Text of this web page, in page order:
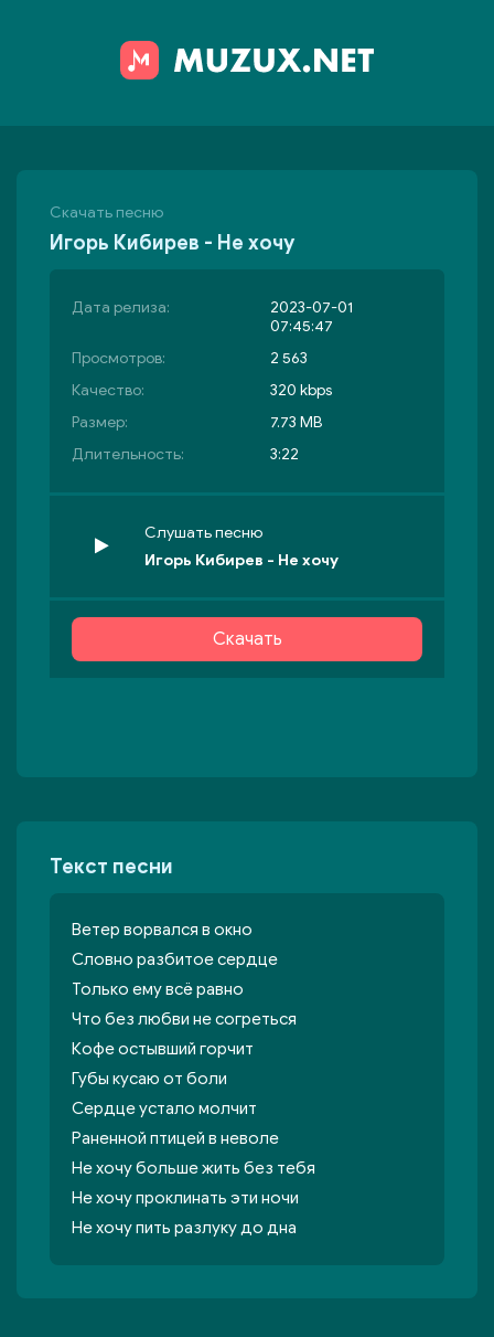
Скачать песню
Игорь Кибирев - Не хочу
Дата релиза:
2023-07-01
07:45:47
Просмотров:
2 563
Качество:
320 kbps
Размер:
7.73 MB
Длительность:
3:22
Слушать песню
Игорь Кибирев - Не хочу
Скачать
Текст песни
Ветер ворвался в окно
Словно разбитое сердце
Только ему всё равно
Что без любви не согреться
Кофе остывший горчит
Губы кусаю от боли
Сердце устало молчит
Раненной птицей в неволе
Не хочу больше жить без тебя
Не хочу проклинать эти ночи
Не хочу пить разлуку до дна